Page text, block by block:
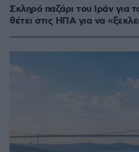
Σκληρό παζάρι του Ιράν για
θέτει στις ΗΠΑ για να